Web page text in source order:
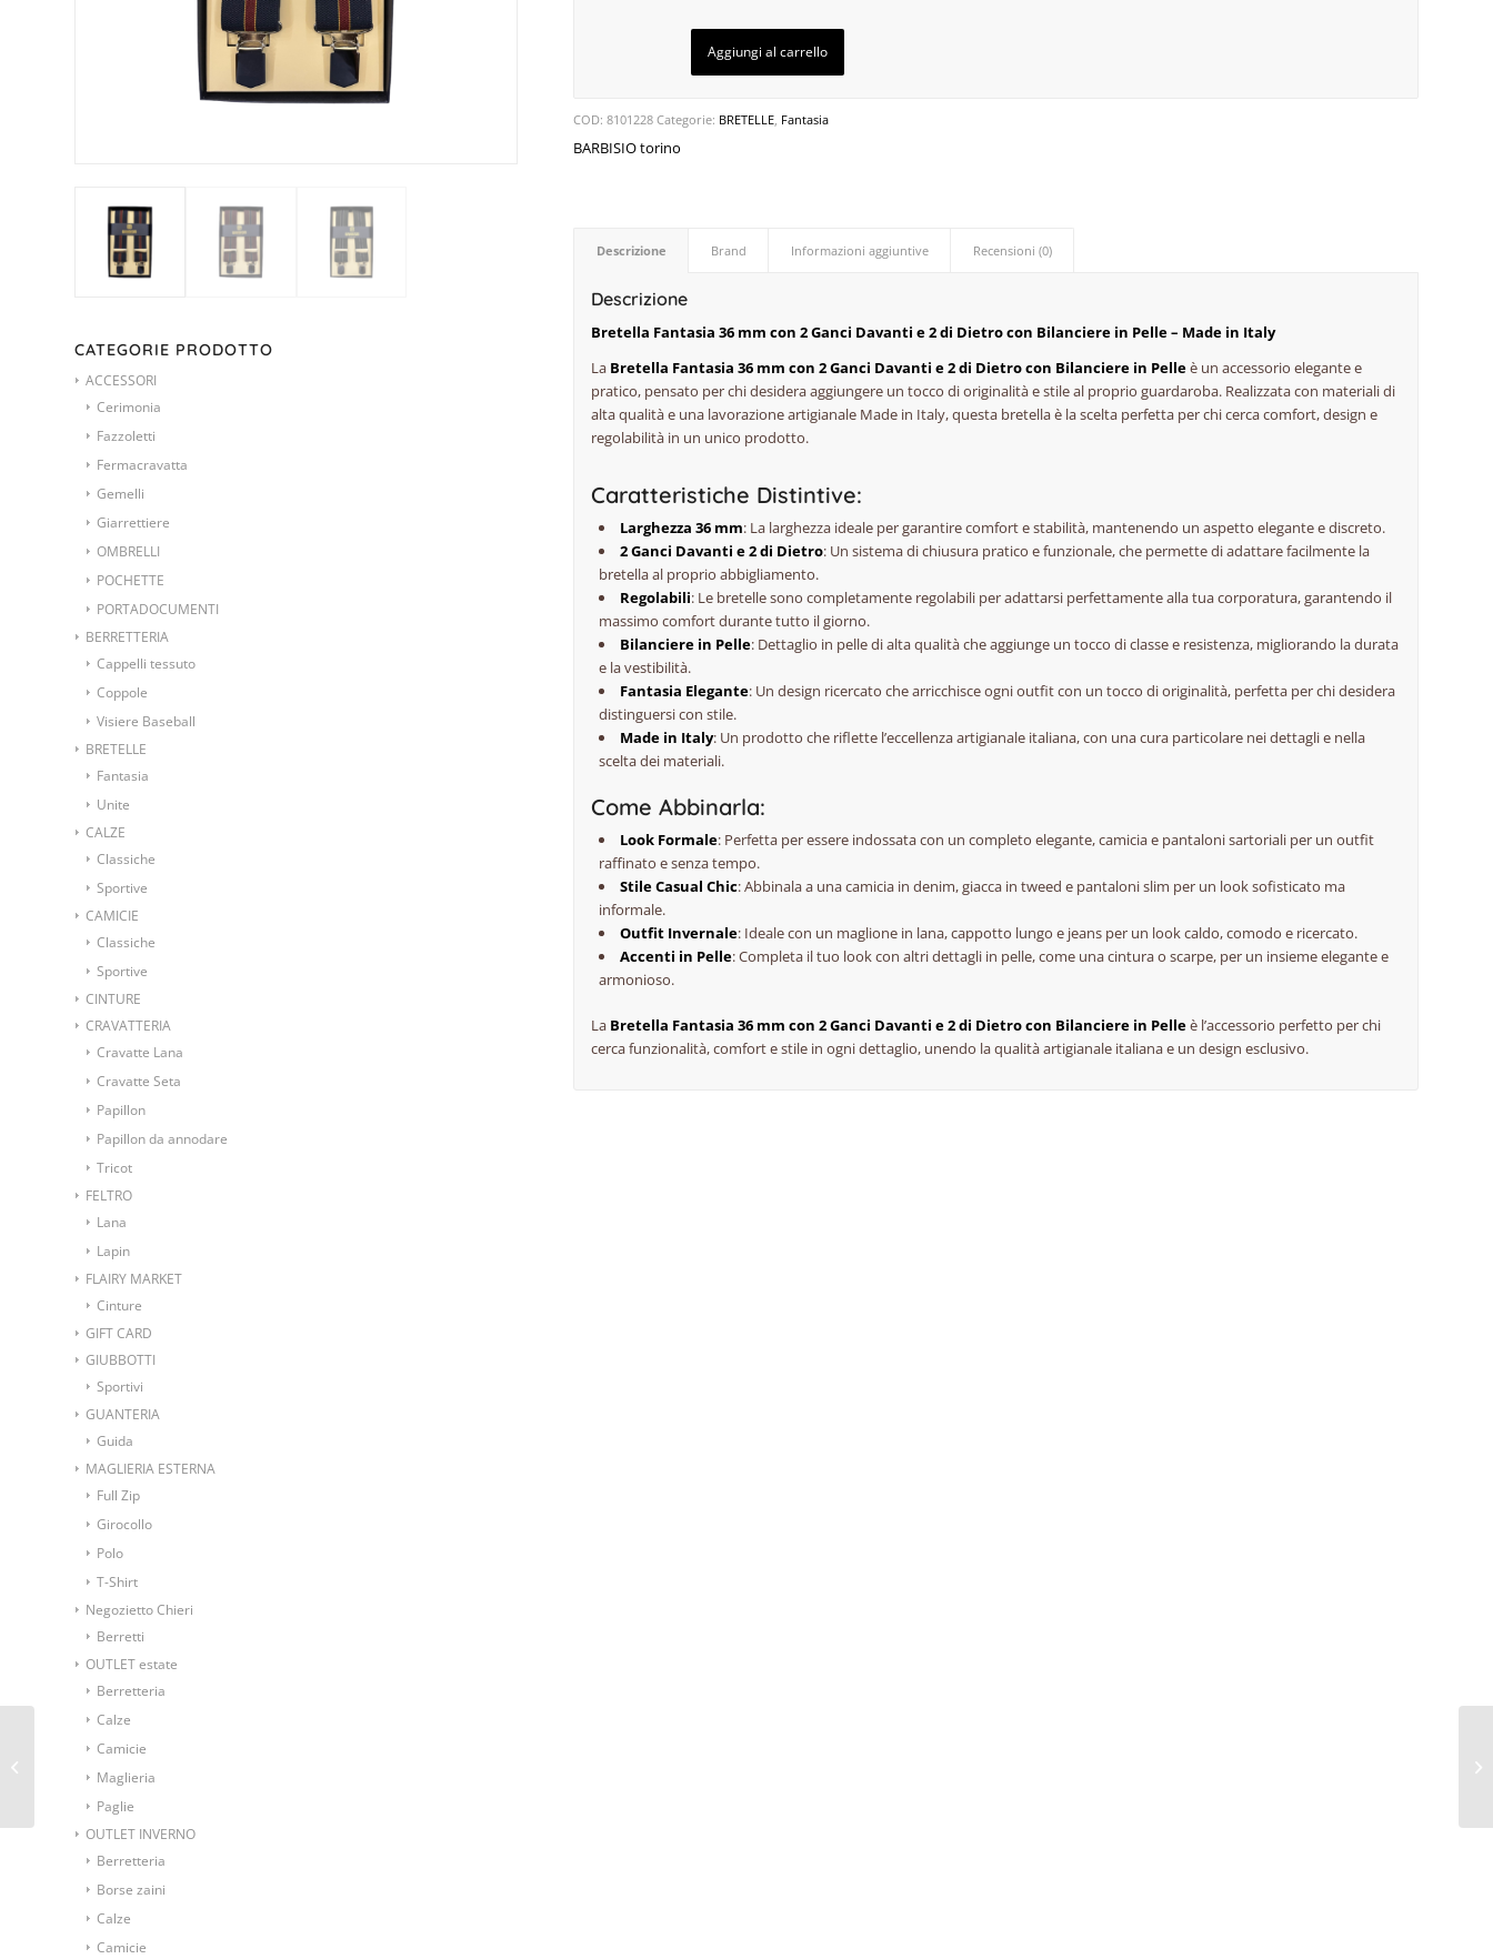
CATEGORIE PRODOTTO
ACCESSORI
Cerimonia
Fazzoletti
Fermacravatta
Gemelli
Giarrettiere
OMBRELLI
POCHETTE
PORTADOCUMENTI
BERRETTERIA
Cappelli tessuto
Coppole
Visiere Baseball
BRETELLE
Fantasia
Unite
CALZE
Classiche
Sportive
CAMICIE
Classiche
Sportive
CINTURE
CRAVATTERIA
Cravatte Lana
Cravatte Seta
Papillon
Papillon da annodare
Tricot
FELTRO
Lana
Lapin
FLAIRY MARKET
Cinture
GIFT CARD
GIUBBOTTI
Sportivi
GUANTERIA
Guida
MAGLIERIA ESTERNA
Full Zip
Girocollo
Polo
T-Shirt
Negozietto Chieri
Berretti
OUTLET estate
Berretteria
Calze
Camicie
Maglieria
Paglie
OUTLET INVERNO
Berretteria
Borse zaini
Calze
Camicie
Aggiungi al carrello
COD:8101228 Categorie: BRETELLE, Fantasia
BARBISIO torino
Descrizione Brand Informazioni aggiuntive Recensioni (0)
Descrizione
Bretella Fantasia 36 mm con 2 Ganci Davanti e 2 di Dietro con Bilanciere in Pelle – Made in Italy
La Bretella Fantasia 36 mm con 2 Ganci Davanti e 2 di Dietro con Bilanciere in Pelleè un accessorio elegante e
pratico, pensato per chi desidera aggiungere un tocco di originalità e stile al proprio guardaroba. Realizzata con materiali di
alta qualità e una lavorazione artigianale Made in Italy, questa bretella è la scelta perfetta per chi cerca comfort, design e
regolabilità in un unico prodotto.
Caratteristiche Distintive:
Larghezza 36 mm: La larghezza ideale per garantire comfort e stabilità, mantenendo un aspetto elegante e discreto.
2 Ganci Davanti e 2 di Dietro: Un sistema di chiusura pratico e funzionale, che permette di adattare facilmente la
bretella al proprio abbigliamento.
Regolabili: Le bretelle sono completamente regolabili per adattarsi perfettamente alla tua corporatura, garantendo il
massimo comfort durante tutto il giorno.
Bilanciere in Pelle: Dettaglio in pelle di alta qualità che aggiunge un tocco di classe e resistenza, migliorando la durata
e la vestibilità.
Fantasia Elegante: Un design ricercato che arricchisce ogni outfit con un tocco di originalità, perfetta per chi desidera
distinguersi con stile.
Made in Italy: Un prodotto che riflette l’eccellenza artigianale italiana, con una cura particolare nei dettagli e nella
scelta dei materiali.
Come Abbinarla:
Look Formale: Perfetta per essere indossata con un completo elegante, camicia e pantaloni sartoriali per un outfit
raffinato e senza tempo.
Stile Casual Chic: Abbinala a una camicia in denim, giacca in tweed e pantaloni slim per un look sofisticato ma
informale.
Outfit Invernale: Ideale con un maglione in lana, cappotto lungo e jeans per un look caldo, comodo e ricercato.
Accenti in Pelle: Completa il tuo look con altri dettagli in pelle, come una cintura o scarpe, per un insieme elegante e
armonioso.
La Bretella Fantasia 36 mm con 2 Ganci Davanti e 2 di Dietro con Bilanciere in Pelleè l’accessorio perfetto per chi
cerca funzionalità, comfort e stile in ogni dettaglio, unendo la qualità artigianale italiana e un design esclusivo.
Ombrello NERO di